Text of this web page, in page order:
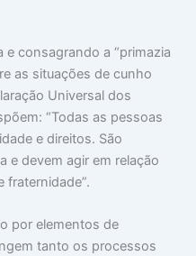
consagrando a “primazia
as situações de cunho
Universal dos
“Todas as pessoas
e direitos. São
e devem agir em relação
fraternidade”.
por elementos de
tanto os processos